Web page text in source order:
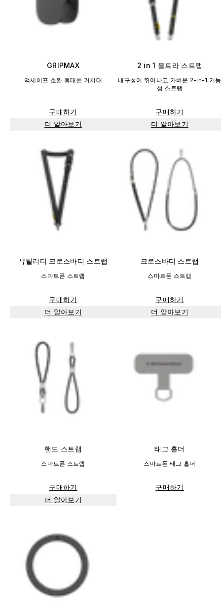
GRIPMAX
맥세이프 호환 휴대폰 거치대
구매하기
더 알아보기
2 in 1 울트라 스트랩
내구성이 뛰어나고 가벼운 2-in-1 기능
성 스트랩
구매하기
더 알아보기
유틸리티 크로스바디 스트랩
스마트폰 스트랩
구매하기
더 알아보기
크로스바디 스트랩
스마트폰 스트랩
구매하기
더 알아보기
핸드 스트랩
스마트폰 스트랩
구매하기
더 알아보기
태그 홀더
스마트폰 태그 홀더
구매하기